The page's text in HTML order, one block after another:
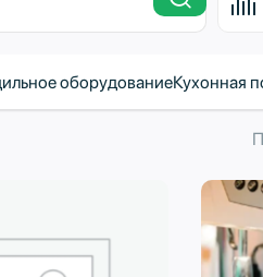
оборудованиеКухонная